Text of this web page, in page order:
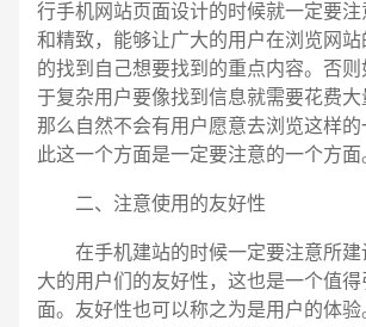
行手机网站页面设计的时候就一定要
和精致，能够让广大的用户在浏览网
的找到自己想要找到的重点内容。否
于复杂用户要像找到信息就需要花费大
那么自然不会有用户愿意去浏览这样的
此这一个方面是一定要注意的一个方面
二、注意使用的友好性
在手机建站的时候一定要注意所建
大的用户们的友好性，这也是一个值
面。友好性也可以称之为是用户的体